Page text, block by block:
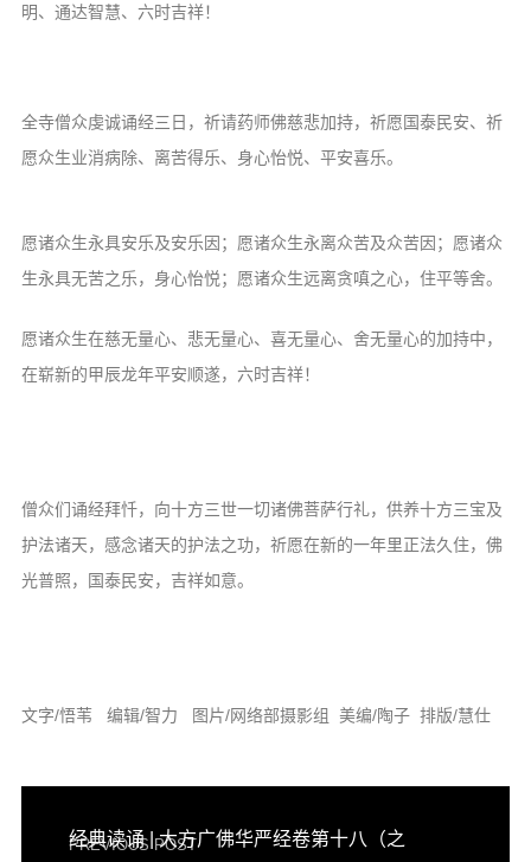
明、通达智慧、六时吉祥！
全寺僧众虔诚诵经三日，祈请药师佛慈悲加持，祈愿国泰民安、祈
愿众生业消病除、离苦得乐、身心怡悦、平安喜乐。
愿诸众生永具安乐及安乐因；愿诸众生永离众苦及众苦因；愿诸众
生永具无苦之乐，身心怡悦；愿诸众生远离贪嗔之心，住平等舍。
愿诸众生在慈无量心、悲无量心、喜无量心、舍无量心的加持中，
在崭新的甲辰龙年平安顺遂，六时吉祥！
僧众们诵经拜忏，向十方三世一切诸佛菩萨行礼，供养十方三宝及
护法诸天，感念诸天的护法之功，祈愿在新的一年里正法久住，佛
光普照，国泰民安，吉祥如意。
文字/悟苇 编辑/智力 图片/网络部摄影组 美编/陶子 排版/慧仕
PREVIOUS POST
经典读诵 | 大方广佛华严经卷第十八（之